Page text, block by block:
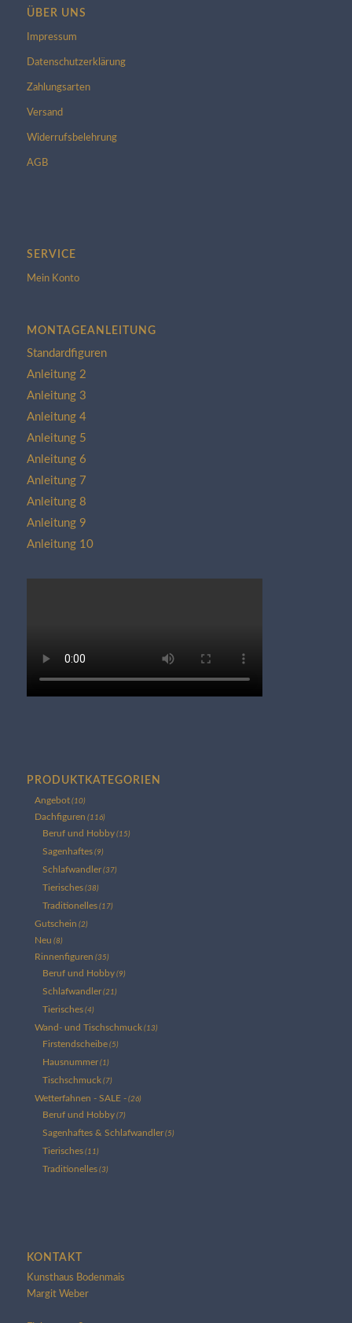
ÜBER UNS
Impressum
Datenschutzerklärung
Zahlungsarten
Versand
Widerrufsbelehrung
AGB
SERVICE
Mein Konto
MONTAGEANLEITUNG
Standardfiguren
Anleitung 2
Anleitung 3
Anleitung 4
Anleitung 5
Anleitung 6
Anleitung 7
Anleitung 8
Anleitung 9
Anleitung 10
PRODUKTKATEGORIEN
Angebot (10)
Dachfiguren (116)
Beruf und Hobby (15)
Sagenhaftes (9)
Schlafwandler (37)
Tierisches (38)
Traditionelles (17)
Gutschein (2)
Neu (8)
Rinnenfiguren (35)
Beruf und Hobby (9)
Schlafwandler (21)
Tierisches (4)
Wand- und Tischschmuck (13)
Firstendscheibe (5)
Hausnummer (1)
Tischschmuck (7)
Wetterfahnen - SALE - (26)
Beruf und Hobby (7)
Sagenhaftes & Schlafwandler (5)
Tierisches (11)
Traditionelles (3)
KONTAKT
Kunsthaus Bodenmais
Margit Weber